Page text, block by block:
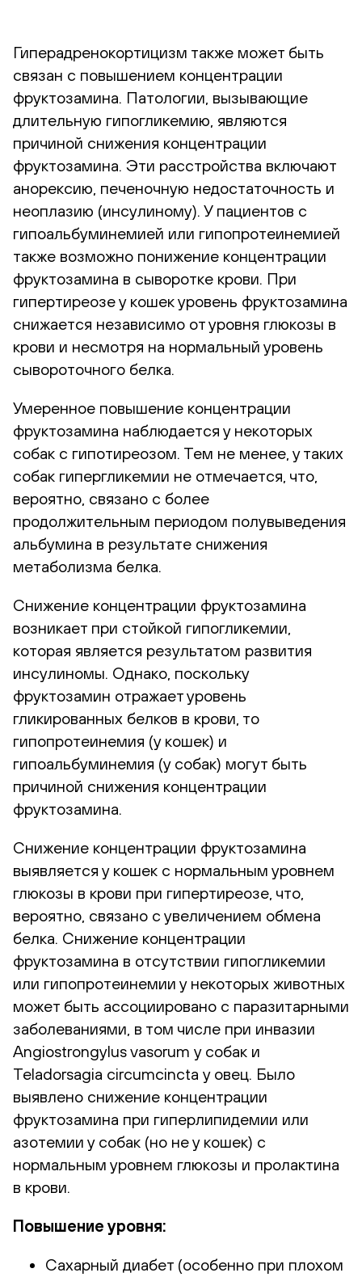
Гиперадренокортицизм также может быть
связан с повышением концентрации
фруктозамина. Патологии, вызывающие
длительную гипогликемию, являются
причиной снижения концентрации
фруктозамина. Эти расстройства включают
анорексию, печеночную недостаточность и
неоплазию (инсулиному). У пациентов с
гипоальбуминемией или гипопротеинемией
также возможно понижение концентрации
фруктозамина в сыворотке крови. При
гипертиреозе у кошек уровень фруктозамина
снижается независимо от уровня глюкозы в
крови и несмотря на нормальный уровень
сывороточного белка.
Умеренное повышение концентрации
фруктозамина наблюдается у некоторых
собак с гипотиреозом. Тем не менее, у таких
собак гипергликемии не отмечается, что,
вероятно, связано с более
продолжительным периодом полувыведения
альбумина в результате снижения
метаболизма белка.
Снижение концентрации фруктозамина
возникает при стойкой гипогликемии,
которая является результатом развития
инсулиномы. Однако, поскольку
фруктозамин отражает уровень
гликированных белков в крови, то
гипопротеинемия (у кошек) и
гипоальбуминемия (у собак) могут быть
причиной снижения концентрации
фруктозамина.
Снижение концентрации фруктозамина
выявляется у кошек с нормальным уровнем
глюкозы в крови при гипертиреозе, что,
вероятно, связано с увеличением обмена
белка. Снижение концентрации
фруктозамина в отсутствии гипогликемии
или гипопротеинемии у некоторых животных
может быть ассоциировано с паразитарными
заболеваниями, в том числе при инвазии
Angiostrongylus vasorum у собак и
Teladorsagia circumcincta у овец. Было
выявлено снижение концентрации
фруктозамина при гиперлипидемии или
азотемии у собак (но не у кошек) с
нормальным уровнем глюкозы и пролактина
в крови.
Повышение уровня:
Сахарный диабет (особенно при плохом